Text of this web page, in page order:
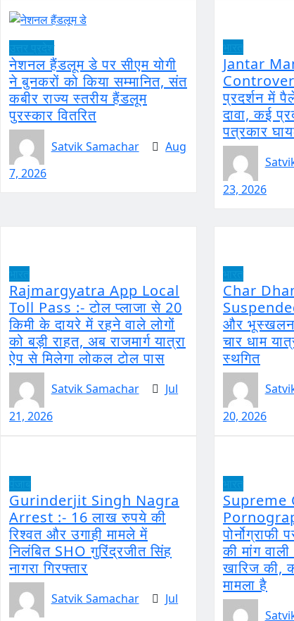
नेशनल हैंडलूम डे पर सीएम योगी
ने बुनकरों को किया सम्मानित, संत
कबीर राज्य स्तरीय हैंडलूम
पुरस्कार वितरित
Satvik Samachar
Aug
7, 2026
Jantar
प्रदर्शन में
दावा, कई
पत्रकार
23, 2026
Rajmargyatra App Local
Toll Pass :- टोल प्लाजा से 20
किमी के दायरे में रहने वाले लोगों
को बड़ी राहत, अब राजमार्ग यात्रा
ऐप से मिलेगा लोकल टोल पास
Satvik Samachar
Jul
21, 2026
Char
और
चार धाम
स्थगित
20, 2026
Gurinderjit Singh Nagra
Arrest :- 16 लाख रुपये की
रिश्वत और उगाही मामले में
निलंबित SHO गुरिंद्रजीत सिंह
नागरा गिरफ्तार
Satvik Samachar
Jul
Supreme
पोर्नोग्राफी
की मांग
खारिज की,
मामला है